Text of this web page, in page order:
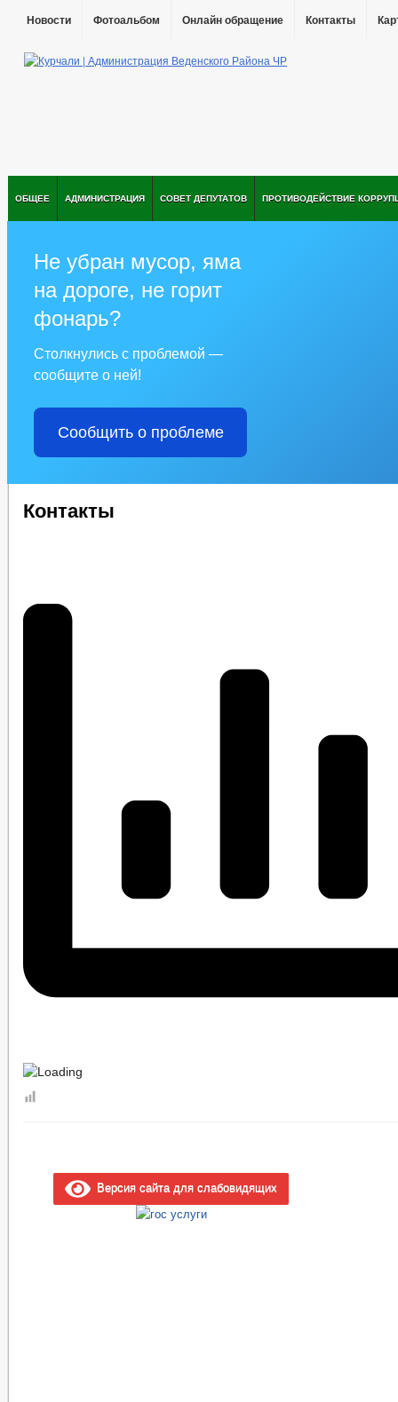
Новости Фотоальбом Онлайн обращение Контакты
ОБЩЕЕ АДМИНИСТРАЦИЯ СОВЕТ ДЕПУТАТОВ ПРОТИВОДЕЙСТВИЕ
Не убран мусор, яма
на дороге, не горит
фонарь?
Столкнулись с проблемой —
сообщите о ней!
Сообщить о проблеме
Контакты
Версия сайта для слабовидящих